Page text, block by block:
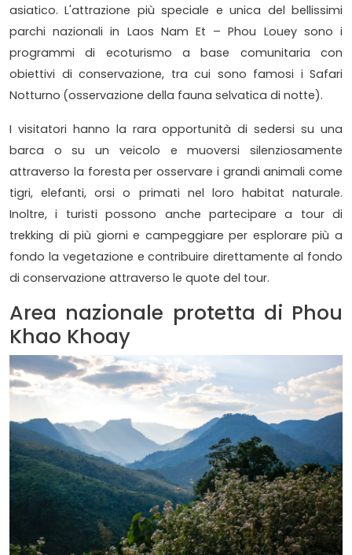
asiatico. L'attrazione più speciale e unica del bellissimi
parchi nazionali in Laos Nam Et – Phou Louey sono i
programmi di ecoturismo a base comunitaria con
obiettivi di conservazione, tra cui sono famosi i Safari
Notturno (osservazione della fauna selvatica di notte).
I visitatori hanno la rara opportunità di sedersi su una
barca o su un veicolo e muoversi silenziosamente
attraverso la foresta per osservare i grandi animali come
tigri, elefanti, orsi o primati nel loro habitat naturale.
Inoltre, i turisti possono anche partecipare a tour di
trekking di più giorni e campeggiare per esplorare più a
fondo la vegetazione e contribuire direttamente al fondo
di conservazione attraverso le quote del tour.
Area nazionale protetta di Phou
Khao Khoay